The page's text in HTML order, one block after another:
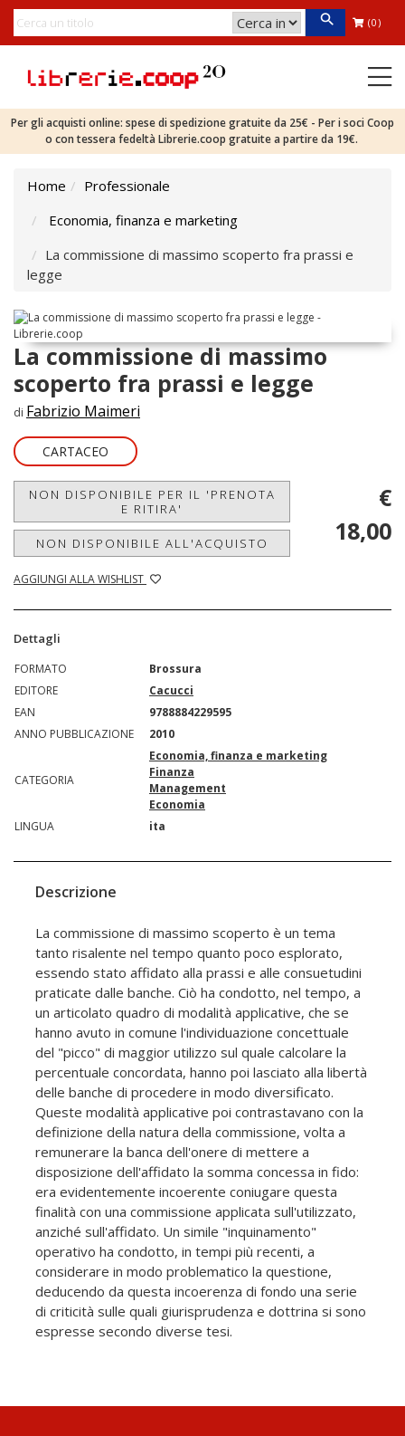
(0)
Per gli acquisti online: spese di spedizione gratuite da 25€ - Per i soci Coop
o con tessera fedeltà Librerie.coop gratuite a partire da 19€.
Home
Professionale
Economia, finanza e marketing
La commissione di massimo scoperto fra prassi e
legge
La commissione di massimo
scoperto fra prassi e legge
di Fabrizio Maimeri
CARTACEO
NON DISPONIBILE PER IL 'PRENOTA
E RITIRA'
NON DISPONIBILE ALL'ACQUISTO
AGGIUNGI ALLA WISHLIST
€
18,00
Dettagli
FORMATO
Brossura
EDITORE
Cacucci
EAN
9788884229595
ANNO PUBBLICAZIONE
2010
CATEGORIA
Economia, finanza e marketing
Finanza
Management
Economia
LINGUA
ita
Descrizione
La commissione di massimo scoperto è un tema
tanto risalente nel tempo quanto poco esplorato,
essendo stato affidato alla prassi e alle consuetudini
praticate dalle banche. Ciò ha condotto, nel tempo, a
un articolato quadro di modalità applicative, che se
hanno avuto in comune l'individuazione concettuale
del "picco" di maggior utilizzo sul quale calcolare la
percentuale concordata, hanno poi lasciato alla libertà
delle banche di procedere in modo diversificato.
Queste modalità applicative poi contrastavano con la
definizione della natura della commissione, volta a
remunerare la banca dell'onere di mettere a
disposizione dell'affidato la somma concessa in fido:
era evidentemente incoerente coniugare questa
finalità con una commissione applicata sull'utilizzato,
anziché sull'affidato. Un simile "inquinamento"
operativo ha condotto, in tempi più recenti, a
considerare in modo problematico la questione,
deducendo da questa incoerenza di fondo una serie
di criticità sulle quali giurisprudenza e dottrina si sono
espresse secondo diverse tesi.